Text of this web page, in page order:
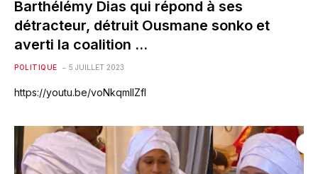
Barthélémy Dias qui répond à ses
détracteur, détruit Ousmane sonko et
averti la coalition …
POLITIQUE 5 JUILLET 2023
https://youtu.be/voNkqmllZfI